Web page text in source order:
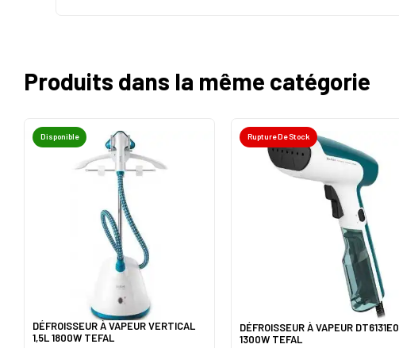
Produits dans la même catégorie
Disponible
DÉFROISSEUR À VAPEUR VERTICAL
1,5L 1800W TEFAL
Rupture De Stock
DÉFROISSEUR À VAPEUR DT6131E0
1300W TEFAL